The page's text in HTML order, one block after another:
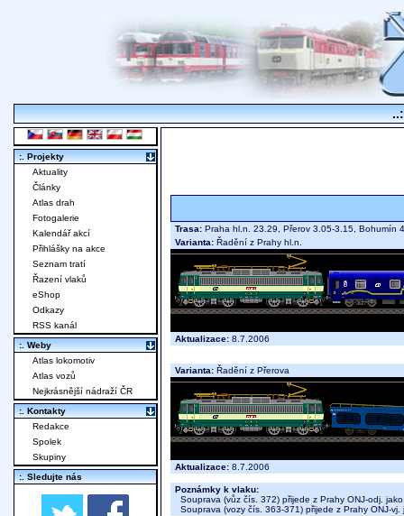
Trasa: Praha hl.n. 23.29, Přerov 3.05-3.15,
Varianta: Řadění z Prahy hl.n.
Aktualizace: 8.7.2006
Varianta: Řadění z Přerova
Aktualizace: 8.7.2006
Poznámky k vlaku:
Souprava (vůz čís. 372) přijede z Prahy ONJ-odj.
Souprava (vozy čís. 363-371) přijede z Prahy ONJ-
:. Projekty
Aktuality
Články
Atlas drah
Fotogalerie
Kalendář akcí
Přihlášky na akce
Seznam tratí
Řazení vlaků
eShop
Odkazy
RSS kanál
:. Weby
Atlas lokomotiv
Atlas vozů
Nejkrásnější nádraží ČR
:. Kontakty
Redakce
Spolek
Skupiny
:. Sledujte nás